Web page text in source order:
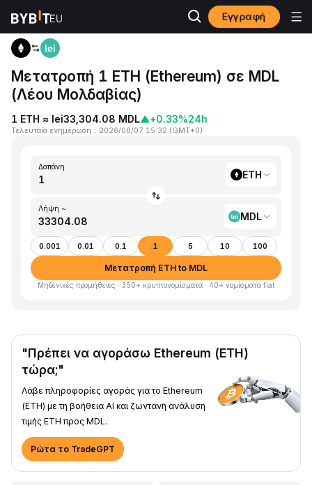
Εγγραφή
Αρχική ETH to MDL
Μετατροπή 1 ETH (Ethereum) σε MDL
(Λέου Μολδαβίας)
1 ETH ≈ lei33,304.08 MDL▲+0.33%24h
Τελευταία ενημέρωση ： 2026/08/07 15:32 (GMT+0)
Δαπάνη
ETH
Λήψη ~
MDL
0.001 0.01 0.1 1 5 10 100
Μετατροπή ETH to MDL
Μηδενικές προμήθειες · 350+ κρυπτονομίσματα · 40+ νομίσματα fiat
"Πρέπει να αγοράσω Ethereum (ETH)
τώρα;"
Λάβε πληροφορίες αγοράς για το Ethereum
(ETH) με τη βοήθεια AI και ζωντανή ανάλυση
τιμής ETH προς MDL.
Ρώτα το TradeGPT